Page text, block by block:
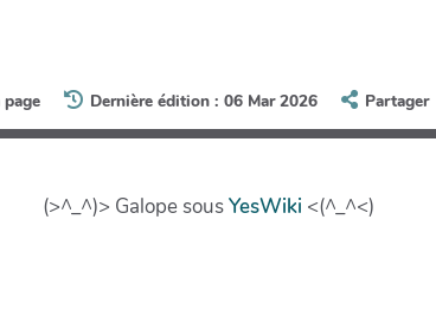
Dernière édition : 06 Mar 2026 Partager
(>^_^)> Galope sousYesWiki <(^_^<)